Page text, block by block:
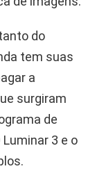
do
tem suas
a
surgiram
de
3 e o